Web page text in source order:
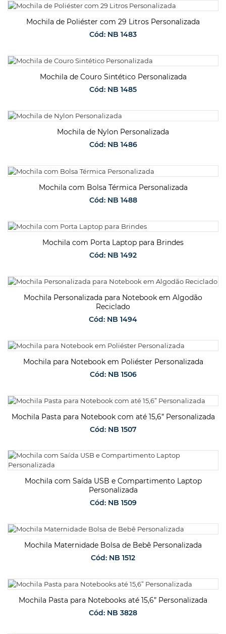
SOLICITAR ORÇAMENTO
Mochila de Poliéster com 29 Litros Personalizada
Cód: NB 1483
SOLICITAR ORÇAMENTO
Mochila de Couro Sintético Personalizada
Cód: NB 1485
SOLICITAR ORÇAMENTO
Mochila de Nylon Personalizada
Cód: NB 1486
SOLICITAR ORÇAMENTO
Mochila com Bolsa Térmica Personalizada
Cód: NB 1488
SOLICITAR ORÇAMENTO
Mochila com Porta Laptop para Brindes
Cód: NB 1492
SOLICITAR ORÇAMENTO
Mochila Personalizada para Notebook em Algodão
Reciclado
Cód: NB 1494
SOLICITAR ORÇAMENTO
Mochila para Notebook em Poliéster Personalizada
Cód: NB 1506
SOLICITAR ORÇAMENTO
Mochila Pasta para Notebook com até 15,6” Personalizada
Cód: NB 1507
SOLICITAR ORÇAMENTO
Mochila com Saída USB e Compartimento Laptop
Personalizada
Cód: NB 1509
SOLICITAR ORÇAMENTO
Mochila Maternidade Bolsa de Bebê Personalizada
Cód: NB 1512
SOLICITAR ORÇAMENTO
Mochila Pasta para Notebooks até 15,6” Personalizada
Cód: NB 3828